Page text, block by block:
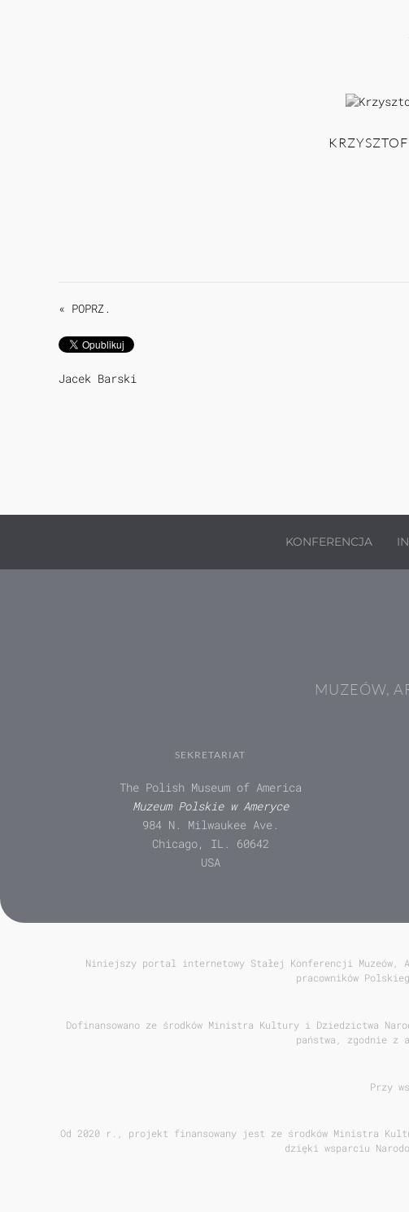
« POPRZ.
Jacek Barski
KONFERENCJA
MUZEÓW,
SEKRETARIAT
The Polish Museum of America
Muzeum Polskie w Ameryce
984 N. Milwaukee Ave.
Chicago, IL. 60642
USA
Niniejszy portal internetowy Stałej Konferencji Muzeów,
pracowników
Dofinansowano ze środków Ministra Kultury i Dziedzictwa
państwa, zgodnie
Przy
Od 2020 r., projekt finansowany jest ze środków Ministra
dzięki wsparciu